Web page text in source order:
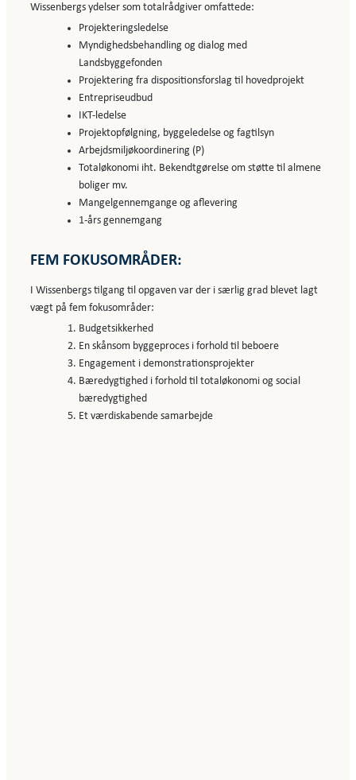
Wissenbergs ydelser som totalrådgiver omfattede:
Projekteringsledelse
Myndighedsbehandling og dialog med
Landsbyggefonden
Projektering fra dispositionsforslag til hovedprojekt
Entrepriseudbud
IKT-ledelse
Projektopfølgning, byggeledelse og fagtilsyn
Arbejdsmiljøkoordinering (P)
Totaløkonomi iht. Bekendtgørelse om støtte til almene
boliger mv.
Mangelgennemgange og aflevering
1-års gennemgang
FEM FOKUSOMRÅDER:
I Wissenbergs tilgang til opgaven var der i særlig grad blevet lagt
vægt på fem fokusområder:
Budgetsikkerhed
En skånsom byggeproces i forhold til beboere
Engagement i demonstrationsprojekter
Bæredygtighed i forhold til totaløkonomi og social
bæredygtighed
Et værdiskabende samarbejde